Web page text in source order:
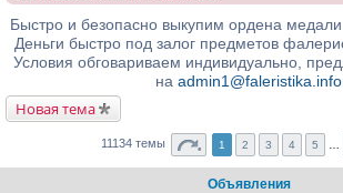
Быстро и безопасно выкупим ордена медали
Деньги быстро под залог предметов
Условия обговариваем индивидуально,
на admin1@faleristika.info
Новая тема
11134 темы 1 2 3 4 5
Объявления